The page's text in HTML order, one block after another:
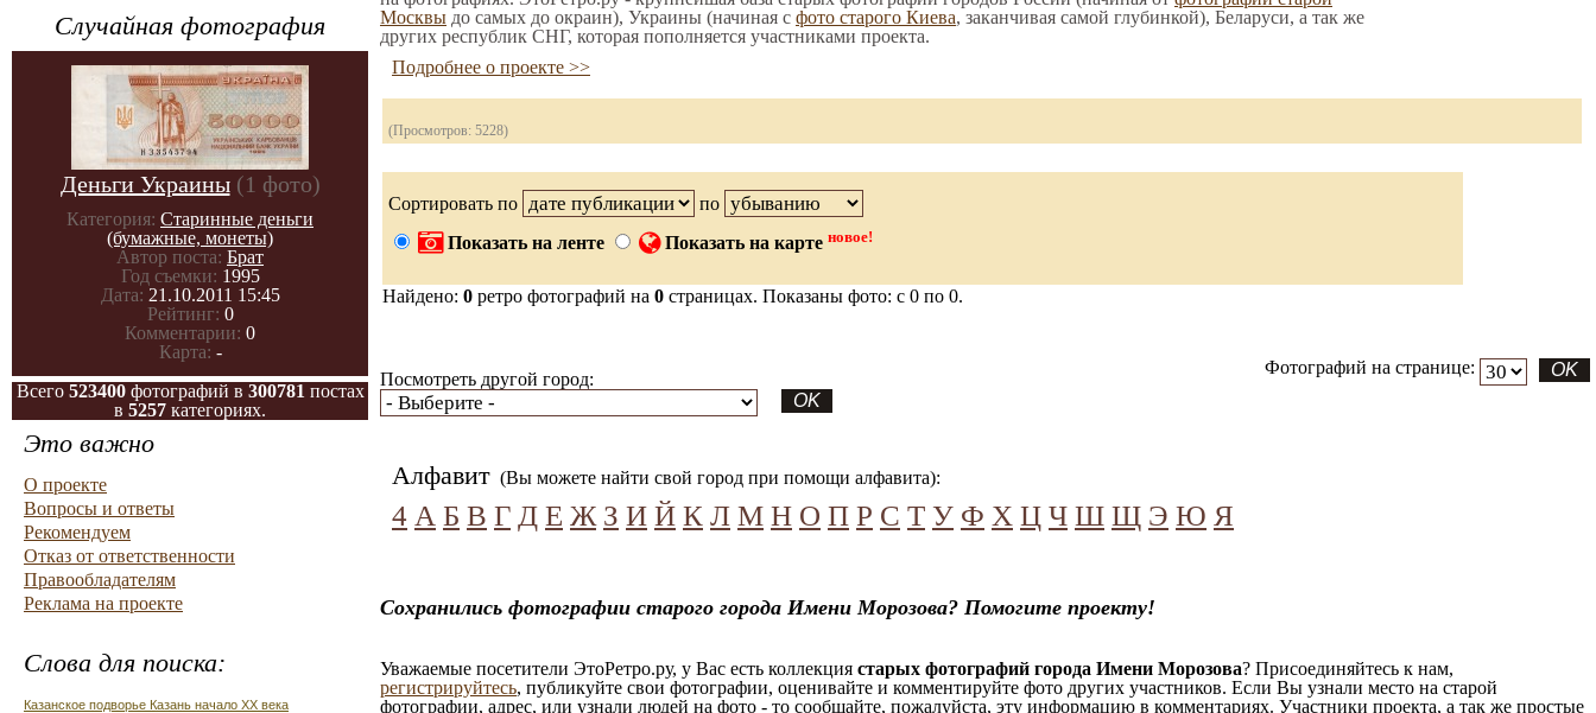
Случайная фотография
Деньги Украины (1 фото)
Категория: Старинные деньги
(бумажные, монеты)
Автор поста: Брат
Год съемки: 1995
Дата: 21.10.2011 15:45
Рейтинг: 0
Комментарии: 0
Карта: -
Всего 523400фотографий в 300781 постах
в 5257 категориях.
Это важно
О проекте
Вопросы и ответы
Рекомендуем
Отказ от ответственности
Правообладателям
Реклама на проекте
Слова для поиска:
Казанское подворье Казань начало ХХ века
Москвы до самых до окраин), Украины (начиная с фото старого Киева, заканчивая самой глубинкой), Беларуси, а так же
других республик СНГ, которая пополняется участниками проекта.
Подробнее о проекте >>
(Просмотров: 5228)
Сортировать по
по
Показать на ленте
Показать на карте новое!
Найдено: 0 ретро фотографий на 0 страницах. Показаны фото: с 0 по 0.
Посмотреть другой город:
Фотографий на странице:
Алфавит (Вы можете найти свой город при помощи алфавита):
4 А Б В Г Д Е Ж З И Й К Л М Н О П Р С Т У Ф Х Ц Ч Ш Щ Э Ю Я
Сохранились фотографии старого города Имени Морозова? Помогите проекту!
Уважаемые посетители ЭтоРетро.ру, у Вас есть коллекция старых фотографий города Имени Морозова? Присоединяйтесь к нам,
регистрируйтесь, публикуйте свои фотографии, оценивайте и комментируйте фото других участников. Если Вы узнали место на старой
фотографии, адрес, или узнали людей на фото - то сообщайте, пожалуйста, эту информацию в комментариях. Участники проекта, а так же простые